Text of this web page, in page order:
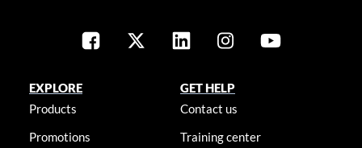
EXPLORE
Products
Promotions
GET HELP
Contact us
Training center